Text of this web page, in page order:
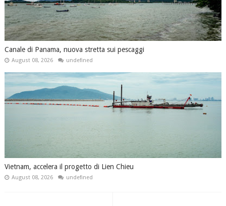
Canale di Panama, nuova stretta sui pescaggi
August 08, 2026 undefined
Vietnam, accelera il progetto di Lien Chieu
August 08, 2026 undefined